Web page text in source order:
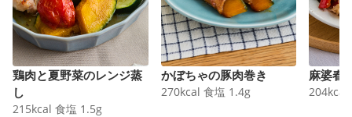
鶏肉と夏野菜のレンジ蒸
し
215kcal 食塩 1.5g
かぼちゃの豚肉巻き
270kcal 食塩 1.4g
麻婆春
204kcal